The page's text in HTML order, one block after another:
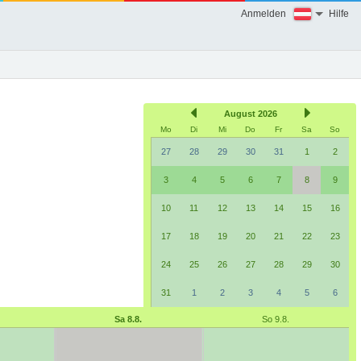
Anmelden Hilfe
August 2026
Mo Di Mi Do Fr Sa So
27 28 29 30 31 1 2
3 4 5 6 7 8 9
10 11 12 13 14 15 16
17 18 19 20 21 22 23
24 25 26 27 28 29 30
31 1 2 3 4 5 6
Sa 8.8. So 9.8.